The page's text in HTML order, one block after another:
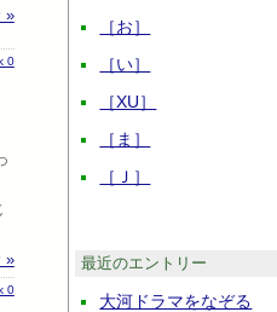
»
0
»
0
［お］
［い］
［XU］
［ま］
［Ｊ］
最近のエントリー
大河ドラマをなぞる